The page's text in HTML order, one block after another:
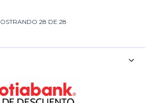
28 DE 28